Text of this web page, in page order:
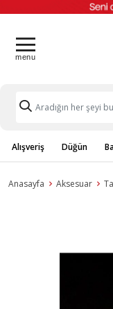
Alışveriş Düğün
Anasayfa Aksesuar